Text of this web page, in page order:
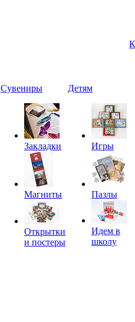
Сувениры
Закладки
Магниты
Открытки
и постеры
Детям
Игры
Пазлы
Идем в
школу